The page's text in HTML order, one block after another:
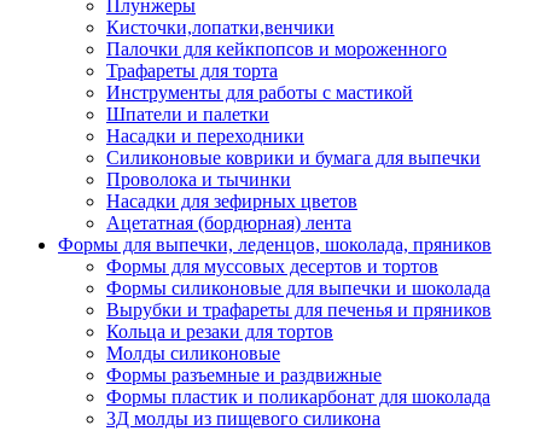
Плунжеры
Кисточки,лопатки,венчики
Палочки для кейкпопсов и мороженного
Трафареты для торта
Инструменты для работы с мастикой
Шпатели и палетки
Насадки и переходники
Силиконовые коврики и бумага для выпечки
Проволока и тычинки
Насадки для зефирных цветов
Ацетатная (бордюрная) лента
Формы для выпечки, леденцов, шоколада, пряников
Формы для муссовых десертов и тортов
Формы силиконовые для выпечки и шоколада
Вырубки и трафареты для печенья и пряников
Кольца и резаки для тортов
Молды силиконовые
Формы разъемные и раздвижные
Формы пластик и поликарбонат для шоколада
3Д молды из пищевого силикона